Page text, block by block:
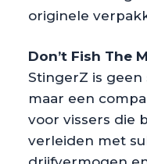
originele
Don’t Fish The
StingerZ is geen
maar een
voor vissers die
verleiden met